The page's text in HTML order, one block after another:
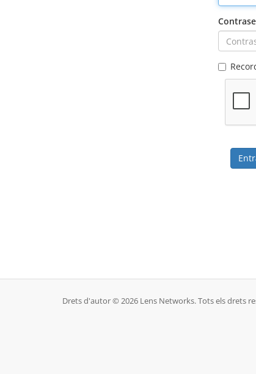
Drets d'autor © 2026 Lens Networks. Tots els drets